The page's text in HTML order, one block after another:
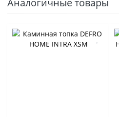
Аналогичные товары